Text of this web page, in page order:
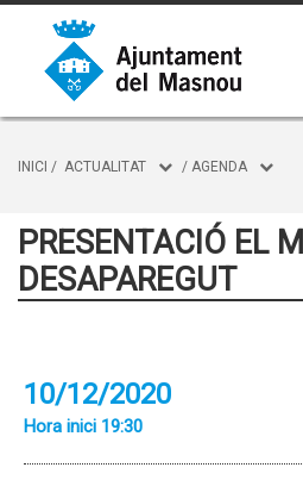
INICI / ACTUALITAT / AGENDA
PRESENTACIÓ EL
DESAPAREGUT
10/12/2020
Hora inici 19:30